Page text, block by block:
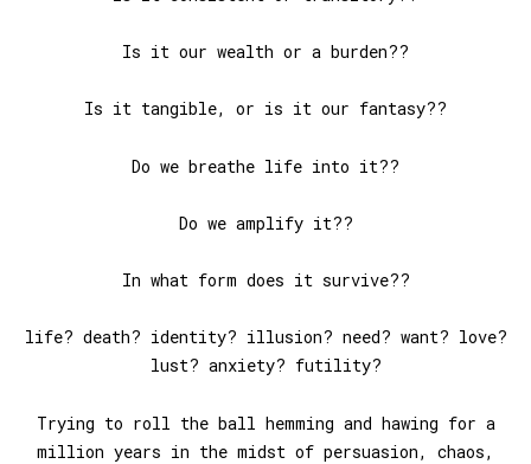
Is it our wealth or a burden??
Is it tangible, or is it our fantasy??
Do we breathe life into it??
Do we amplify it??
In what form does it survive??
life? death? identity? illusion? need? want? love?
lust? anxiety? futility?
Trying to roll the ball hemming and hawing for a
million years in the midst of persuasion, chaos,